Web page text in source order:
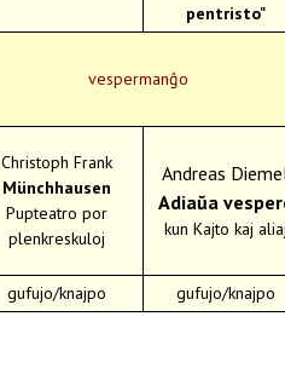
pentristo"
vespermanĝo
Christoph Frank
Münchhausen
Pupteatro por
plenkreskuloj
Andreas
Adiaŭa
kun Kajto kaj
gufujo/knajpo gufujo/knajpo